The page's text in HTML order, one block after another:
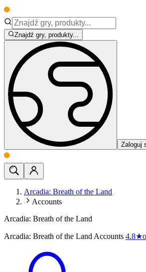
Znajdź gry, produkty...
Zaloguj
Arcadia: Breath of the Land
Accounts
Arcadia: Breath of the Land
Arcadia: Breath of the Land Accounts 4.8★